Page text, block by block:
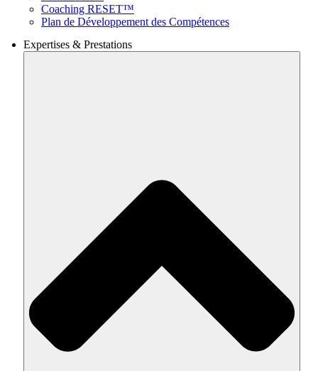
Coaching RESET™
Plan de Développement des Compétences
Expertises & Prestations